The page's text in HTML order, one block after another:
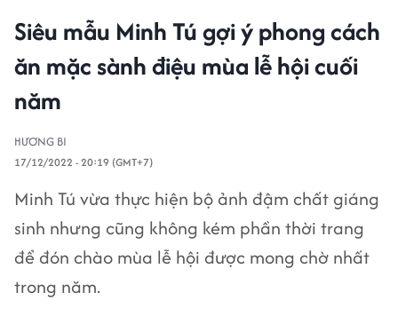
Siêu mẫu Minh Tú gợi ý phong cách
ăn mặc sành điệu mùa lễ hội cuối
năm
HƯƠNG BI
17/12/2022 - 20:19 (GMT+7)
Minh Tú vừa thực hiện bộ ảnh đậm chất giáng
sinh nhưng cũng không kém phần thời trang
để đón chào mùa lễ hội được mong chờ nhất
trong năm.